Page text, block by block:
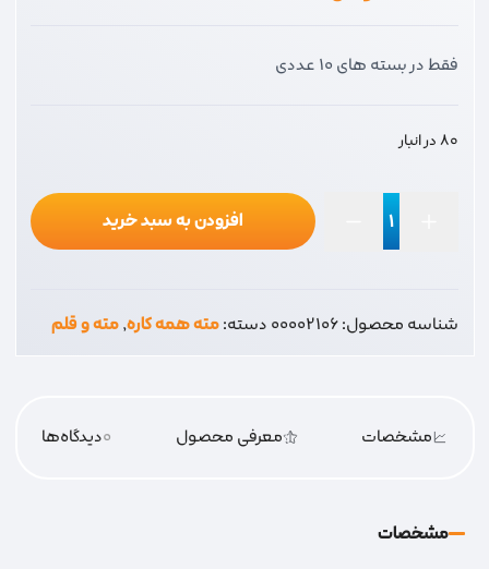
فقط در بسته های 10 عددی
80 در انبار
5
افزودن به سبد خرید
شناسه محصول:00002106دسته:مته همه کاره,مته و قلم
مشخصات معرفی محصول 0دیدگاه‌‌ها
مشخصات